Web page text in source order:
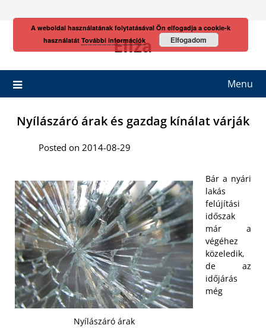
Eliza
Menu
Nyílászáró árak és gazdag kínálat várják
Posted on 2014-08-29
Nyílászáró árak
Bár a nyári
lakás
felújítási
időszak
már a
végéhez
közeledik,
de az
időjárás
még
A weboldal használatának folytatásával Ön elfogadja a cookie-k
használatát További információk Elfogadom